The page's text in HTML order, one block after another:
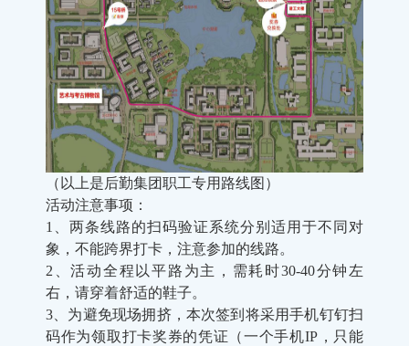
（以上是后勤集团职工专用路线图）
活动注意事项：
1、两条线路的扫码验证系统分别适用于不同对
象，不能跨界打卡，注意参加的线路。
2、活动全程以平路为主，需耗时30-40分钟左
右，请穿着舒适的鞋子。
3、为避免现场拥挤，本次签到将采用手机钉钉扫
码作为领取打卡奖券的凭证（一个手机IP，只能